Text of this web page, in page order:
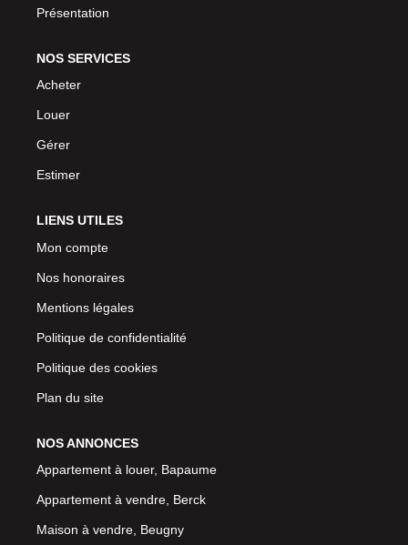
Présentation
NOS SERVICES
Acheter
Louer
Gérer
Estimer
LIENS UTILES
Mon compte
Nos honoraires
Mentions légales
Politique de confidentialité
Politique des cookies
Plan du site
NOS ANNONCES
Appartement à louer, Bapaume
Appartement à vendre, Berck
Maison à vendre, Beugny